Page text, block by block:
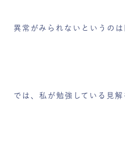
異常がみられないというのは
では、私が勉強している見解